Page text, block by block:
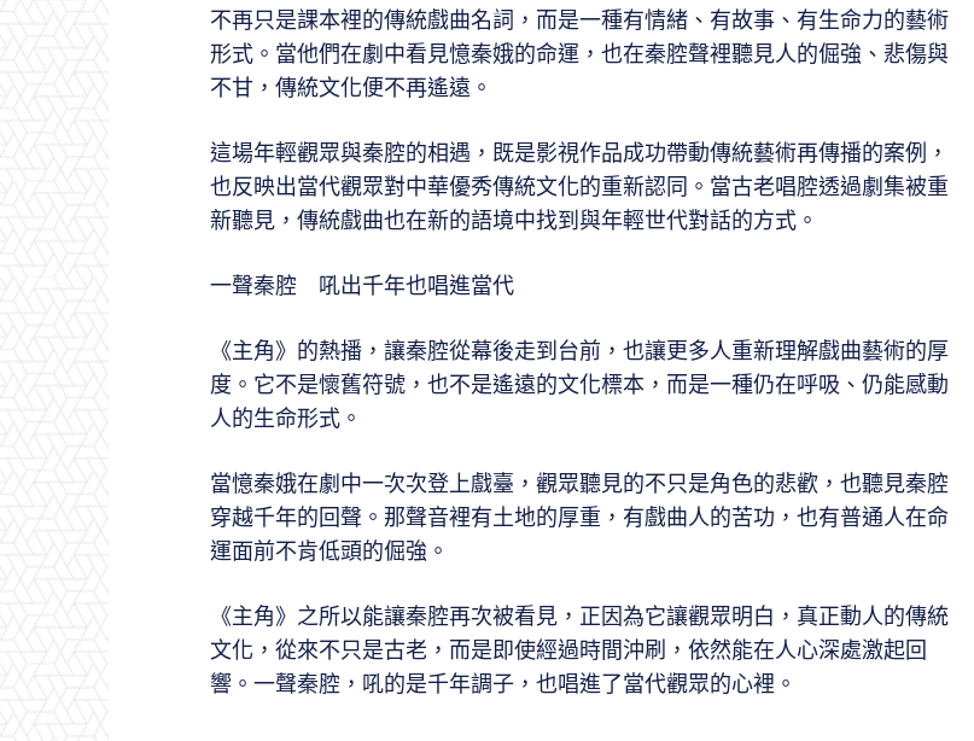
不再只是課本裡的傳統戲曲名詞，而是一種有情緒、有故事、有生命力的藝術
形式。當他們在劇中看見憶秦娥的命運，也在秦腔聲裡聽見人的倔強、悲傷與
不甘，傳統文化便不再遙遠。
這場年輕觀眾與秦腔的相遇，既是影視作品成功帶動傳統藝術再傳播的案例，
也反映出當代觀眾對中華優秀傳統文化的重新認同。當古老唱腔透過劇集被重
新聽見，傳統戲曲也在新的語境中找到與年輕世代對話的方式。
一聲秦腔 吼出千年也唱進當代
《主角》的熱播，讓秦腔從幕後走到台前，也讓更多人重新理解戲曲藝術的厚
度。它不是懷舊符號，也不是遙遠的文化標本，而是一種仍在呼吸、仍能感動
人的生命形式。
當憶秦娥在劇中一次次登上戲臺，觀眾聽見的不只是角色的悲歡，也聽見秦腔
穿越千年的回聲。那聲音裡有土地的厚重，有戲曲人的苦功，也有普通人在命
運面前不肯低頭的倔強。
《主角》之所以能讓秦腔再次被看見，正因為它讓觀眾明白，真正動人的傳統
文化，從來不只是古老，而是即使經過時間沖刷，依然能在人心深處激起回
響。一聲秦腔，吼的是千年調子，也唱進了當代觀眾的心裡。